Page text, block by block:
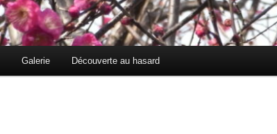
Galerie Découverte au hasard